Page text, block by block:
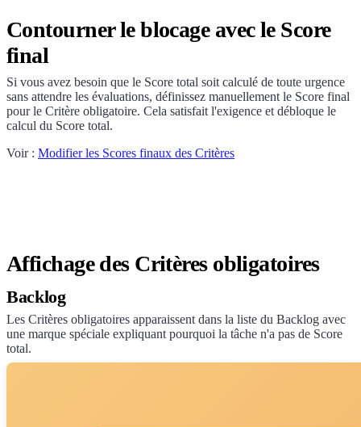
Contourner le blocage avec le Score
final
Si vous avez besoin que le Score total soit calculé de toute urgence
sans attendre les évaluations, définissez manuellement le Score final
pour le Critère obligatoire. Cela satisfait l'exigence et débloque le
calcul du Score total.
Voir : Modifier les Scores finaux des Critères
Affichage des Critères obligatoires
Backlog
Les Critères obligatoires apparaissent dans la liste du Backlog avec
une marque spéciale expliquant pourquoi la tâche n'a pas de Score
total.